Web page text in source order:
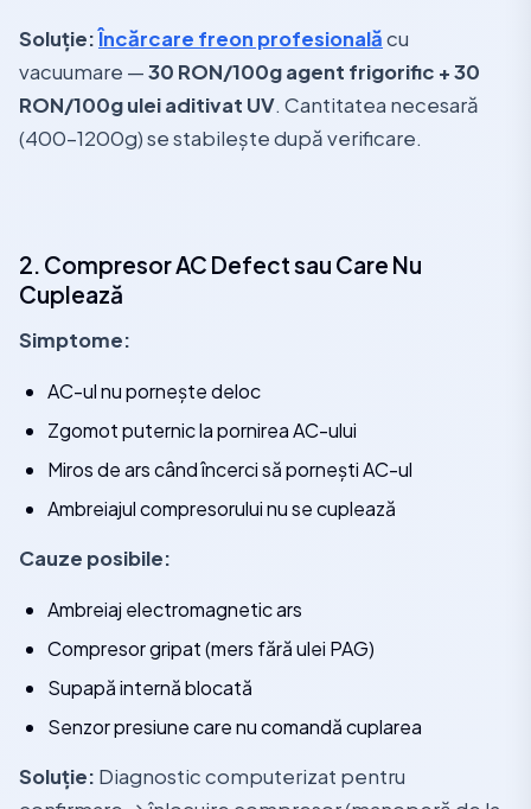
Soluție:Încărcare freon profesionalăcu
vacuumare —30 RON/100g agent frigorific + 30
RON/100g ulei aditivat UV. Cantitatea necesară
(400–1200g) se stabilește după verificare.
2. Compresor AC Defect sau Care Nu
Cuplează
Simptome:
AC-ul nu pornește deloc
Zgomot puternic la pornirea AC-ului
Miros de ars când încerci să pornești AC-ul
Ambreiajul compresorului nu se cuplează
Cauze posibile:
Ambreiaj electromagnetic ars
Compresor gripat (mers fără ulei PAG)
Supapă internă blocată
Senzor presiune care nu comandă cuplarea
Soluție: Diagnostic computerizat pentru